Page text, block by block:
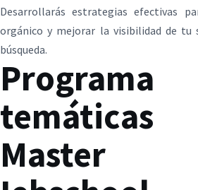
Desarrollarás estrategias efectivas
orgánico y mejorar la visibilidad de
búsqueda.